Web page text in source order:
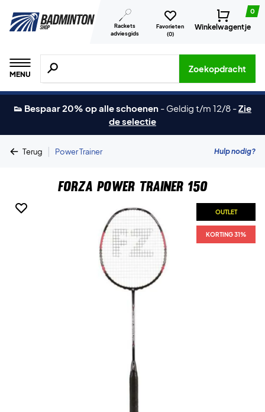
Rackets
adviesgids
Favorieten
(0)
0
Winkelwagentje
MENU
Zoeken naar producten, merken etc.
Zoekopdracht
👟 Bespaar 20% op alle schoenen - Geldig t/m 12/8 -Zie
de selectie
Terug | Power Trainer Hulp nodig?
Forza Power Trainer 150
OUTLET
KORTING 31%